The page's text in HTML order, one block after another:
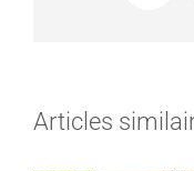
Articles